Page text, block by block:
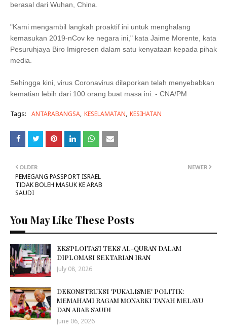
berasal dari Wuhan, China.
"Kami mengambil langkah proaktif ini untuk menghalang
kemasukan 2019-nCov ke negara ini," kata Jaime Morente, kata
Pesuruhjaya Biro Imigresen dalam satu kenyataan kepada pihak
media.
Sehingga kini, virus Coronavirus dilaporkan telah menyebabkan
kematian lebih dari 100 orang buat masa ini. - CNA/PM
Tags: ANTARABANGSA KESELAMATAN KESIHATAN
NEWER
OLDER
PEMEGANG PASSPORT ISRAEL
TIDAK BOLEH MASUK KE ARAB
SAUDI
You May Like These Posts
EKSPLOITASI TEKS AL-QURAN DALAM
DIPLOMASI SEKTARIAN IRAN
July 08, 2026
DEKONSTRUKSI 'PUKALISME' POLITIK:
MEMAHAMI RAGAM MONARKI TANAH MELAYU
DAN ARAB SAUDI
June 06, 2026